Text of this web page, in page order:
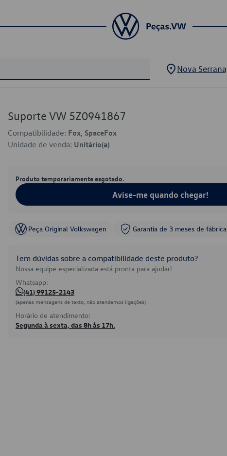
Nova Serrana
Suporte VW 5Z0941867
Compatibilidade: Fox, SpaceFox
Unidade de venda: Unitário(a)
Produto temporariamente esgotado.
Avise-me quando chegar!
Peça Original Volkswagen Garantia de 3 meses de fábrica
Tem dúvidas sobre a compatibilidade deste produto?
Nossa equipe especializada está pronta para ajudar!
Whatsapp:
(41) 99125-2143
(apenas mensagens de texto, não atendemos ligações)
Horário de atendimento:
Segunda à sexta, das 8h às 17h.